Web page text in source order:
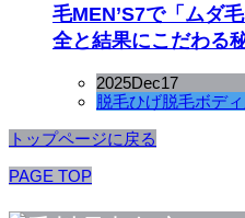
毛MEN’S7で「ムダ
全と結果にこだわる
2025Dec17
脱毛ひげ脱毛ボデ
トップページに戻る
PAGE TOP